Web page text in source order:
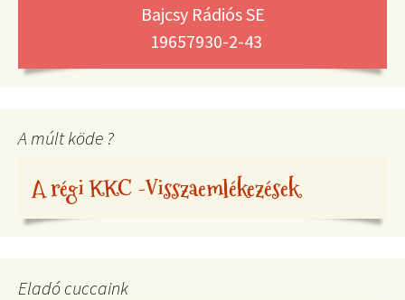
Bajcsy Rádiós SE
19657930-2-43
A múlt köde ?
A régi KKC -Visszaemlékezések
Eladó cuccaink